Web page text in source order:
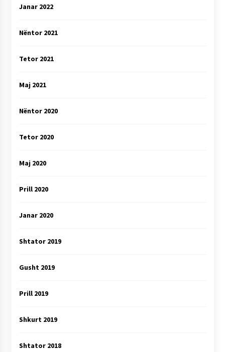
Janar 2022
Nëntor 2021
Tetor 2021
Maj 2021
Nëntor 2020
Tetor 2020
Maj 2020
Prill 2020
Janar 2020
Shtator 2019
Gusht 2019
Prill 2019
Shkurt 2019
Shtator 2018